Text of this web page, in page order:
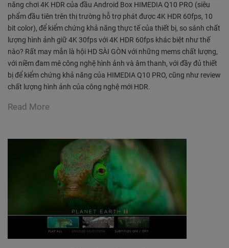
năng chơi 4K HDR của đầu Android Box HIMEDIA Q10 PRO (siêu
phẩm đầu tiên trên thị trường hỗ trợ phát được 4K HDR 60fps, 10
bit color), để kiểm chứng khả năng thực tế của thiết bị, so sánh chất
lượng hình ảnh giữ 4K 30fps với 4K HDR 60fps khác biệt như thế
nào? Rất may mắn là hội HD SÀI GÒN với những mems chất lượng,
với niềm đam mê công nghệ hình ảnh và âm thanh, với đầy đủ thiết
bị để kiểm chứng khả năng của HIMEDIA Q10 PRO, cũng như review
chất lượng hình ảnh của công nghệ mới HDR.
Read More